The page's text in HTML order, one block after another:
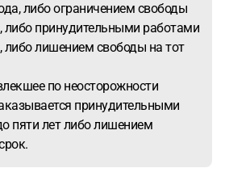
либо ограничением свободы
либо принудительными работами
либо лишением свободы на тот
по неосторожности
принудительными
пяти лет либо лишением